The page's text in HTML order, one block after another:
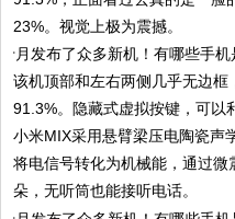
23%。视觉上极为震撼。
该机顶部和左右两侧几乎无边
91.3%。隐藏式虚拟按键，可以
小米MIX采用悬臂梁压电陶瓷声
将电信号转化为机械能，通过
朵，无听筒也能接听电话。